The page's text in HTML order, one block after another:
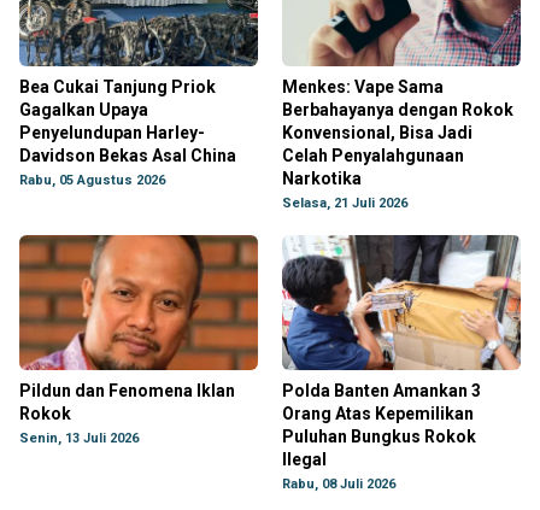
Bea Cukai Tanjung Priok
Gagalkan Upaya
Penyelundupan Harley-
Davidson Bekas Asal China
Rabu, 05 Agustus 2026
Menkes: Vape Sama
Berbahayanya dengan Rokok
Konvensional, Bisa Jadi
Celah Penyalahgunaan
Narkotika
Selasa, 21 Juli 2026
Pildun dan Fenomena Iklan
Rokok
Senin, 13 Juli 2026
Polda Banten Amankan 3
Orang Atas Kepemilikan
Puluhan Bungkus Rokok
Ilegal
Rabu, 08 Juli 2026